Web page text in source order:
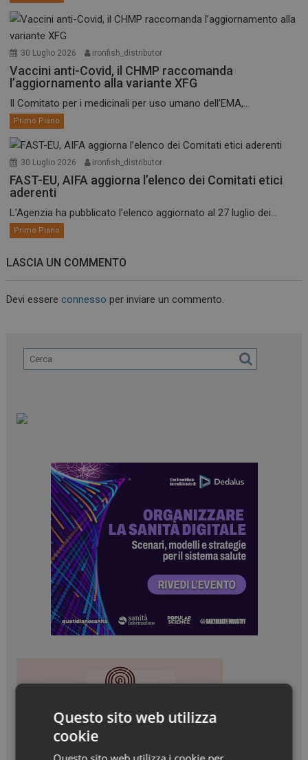
30 Luglio 2026 ironfish_distributor
Vaccini anti-Covid, il CHMP raccomanda
l’aggiornamento alla variante XFG
Il Comitato per i medicinali per uso umano dell’EMA,...
Primo Piano
30 Luglio 2026 ironfish_distributor
FAST-EU, AIFA aggiorna l’elenco dei Comitati etici
aderenti
L’Agenzia ha pubblicato l’elenco aggiornato al 27 luglio dei...
Primo Piano
LASCIA UN COMMENTO
Devi essereconnesso per inviare un commento.
Questo sito web utilizza
cookie